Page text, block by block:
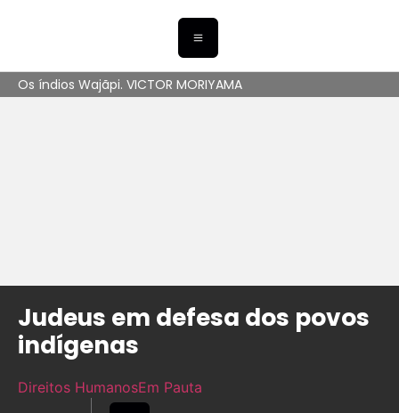
Os índios Wajãpi. VICTOR MORIYAMA
Judeus em defesa dos povos
indígenas
Direitos HumanosEm Pauta